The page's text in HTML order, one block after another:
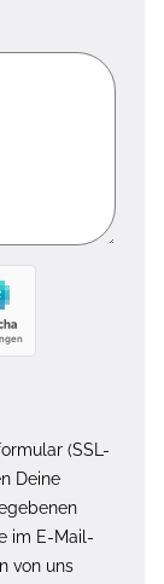
(SSL-
Deine
im E-Mail-
von uns